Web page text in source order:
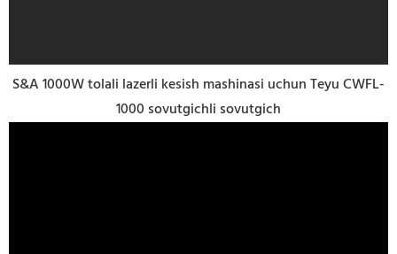
S&A 1000W tolali lazerli kesish mashinasi uchun Teyu CWFL-
1000 sovutgichli sovutgich